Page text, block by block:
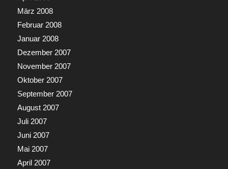
März 2008
Februar 2008
Januar 2008
Dezember 2007
November 2007
Oktober 2007
September 2007
August 2007
Juli 2007
Juni 2007
Mai 2007
April 2007